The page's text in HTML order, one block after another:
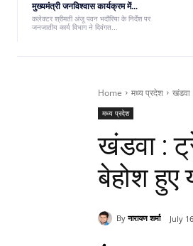
मुख्यमंत्री जनविश्वास कार्यक्रम में...
कलेक्टर श्रीमती अंजू पवन भदौरिया के निर्देश पर
जनजातीय कार्य विभाग ने दिवंगत...
Home मध्य प्रदेश खंडवा
मध्य प्रदेश
खंडवा :
बेहोश हुए
By नारायण शर्मा July